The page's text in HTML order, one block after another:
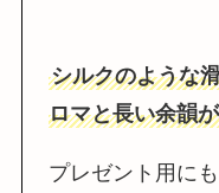
シルクのような
ロマと長い余韻
プレゼント用に